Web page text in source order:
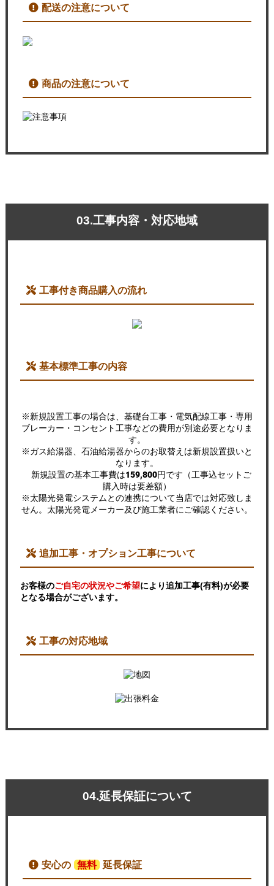
配送の注意について
商品の注意について
03.工事内容・対応地域
工事付き商品購入の流れ
基本標準工事の内容
※新規設置工事の場合は、基礎台工事・電気配線工事・専用
ブレーカー・コンセント工事などの費用が別途必要となりま
す。
※ガス給湯器、石油給湯器からのお取替えは新規設置扱いと
なります。
新規設置の基本工事費は159,800円です（工事込セットご
購入時は要差額）
※太陽光発電システムとの連携について当店では対応致しま
せん。太陽光発電メーカー及び施工業者にご確認ください。
追加工事・オプション工事について
お客様のご自宅の状況やご希望により追加工事(有料)が必要
となる場合がございます。
工事の対応地域
04.延長保証について
安心の 無料 延長保証